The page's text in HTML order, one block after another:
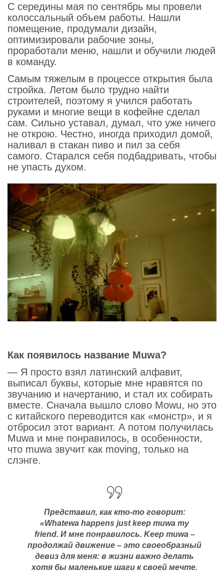
С середины мая по сентябрь мы провели
колоссальный объем работы. Нашли
помещение, продумали дизайн,
оптимизировали рабочие зоны,
проработали меню, нашли и обучили людей
в команду.
Самым тяжелым в процессе открытия была
стройка. Летом было трудно найти
строителей, поэтому я учился работать
руками и многие вещи в кофейне сделал
сам. Сильно уставал, думал, что уже ничего
не открою. Честно, иногда приходил домой,
наливал в стакан пиво и пил за себя
самого. Старался себя подбадривать, чтобы
не упасть духом.
Как появилось название Muwa?
— Я просто взял латинский алфавит,
выписал буквы, которые мне нравятся по
звучанию и начертанию, и стал их собирать
вместе. Сначала вышло слово Mowu, но это
с китайского переводится как «монстр», и я
отбросил этот вариант. А потом получилась
Muwa и мне понравилось, в особенности,
что muwa звучит как moving, только на
слэнге.
Представил, как кто-то говорит:
«Whatewa happens just keep muwa my
friend. И мне понравилось. Keep muwa –
продолжай движение – это своеобразный
девиз для меня: в жизни важно делать
хотя бы маленькие шаги к своей мечте.